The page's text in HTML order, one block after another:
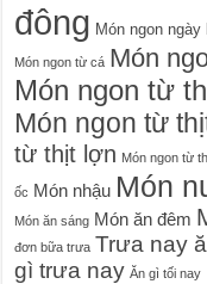
đông Món ngon ngày
Món ngon từ cá Món
Món ngon từ
Món ngon từ
từ thịt lợn Món ngon từ
ốc Món nhậu Món
Món ăn sáng Món ăn đêm
đơn bữa trưa Trưa nay
gì trưa nay Ăn gì tối nay